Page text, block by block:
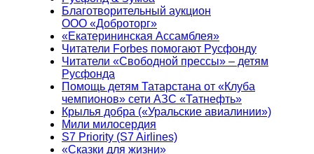
Благотворительный аукцион
ООО «Доброторг»
«Екатерининская Ассамблея»
Читатели Forbes помогают Русфонду
Читатели «Свободной прессы» – детям
Русфонда
Помощь детям Татарстана от «Клуба
чемпионов» сети АЗС «Татнефть»
Крылья добра («Уральские авиалинии»)
Мили милосердия
S7 Priority (S7 Airlines)
«Сказки для жизни»